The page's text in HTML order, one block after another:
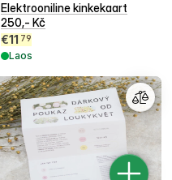
Elektrooniline kinkekaart
250,- Kč
€11 79
Laos